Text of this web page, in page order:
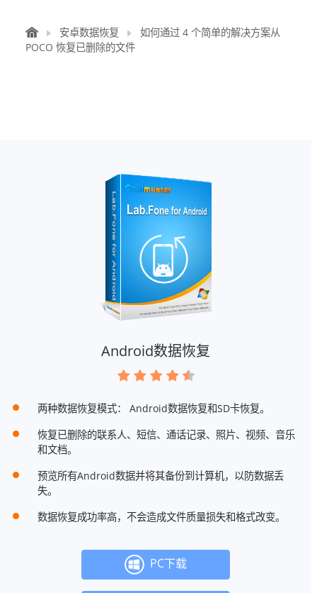
安卓数据恢复
如何通过 4 个简单的解决方案从
POCO 恢复已删除的文件
Android数据恢复
两种数据恢复模式： Android数据恢复和SD卡恢复。
恢复已删除的联系人、短信、通话记录、照片、视频、音乐
和文档。
预览所有Android数据并将其备份到计算机，以防数据丢
失。
数据恢复成功率高，不会造成文件质量损失和格式改变。
PC下载